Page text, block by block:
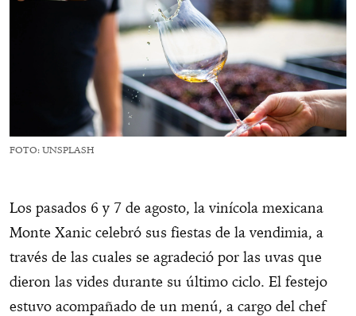
FOTO: UNSPLASH
Los pasados 6 y 7 de agosto, la vinícola mexicana
Monte Xanic celebró sus fiestas de la vendimia, a
través de las cuales se agradeció por las uvas que
dieron las vides durante su último ciclo. El festejo
estuvo acompañado de un menú, a cargo del chef